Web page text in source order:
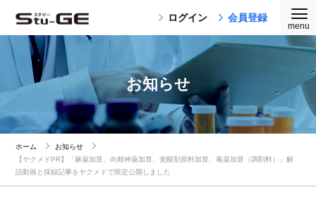
ログイン 会員登録
お知らせ
ホーム
お知らせ
【ヤクメドPR】「麻薬加算、向精神薬加算、覚醒剤原料加算、毒薬加算（調剤料）」解
説動画と採録記事をヤクメドで限定公開しました